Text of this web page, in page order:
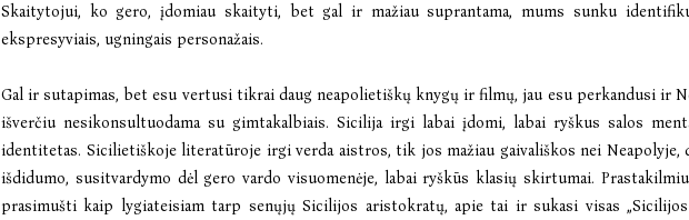
Skaitytojui, ko gero, įdomiau skaityti, bet gal ir mažiau suprantama, mums sunku
ekspresyviais, ugningais personažais.
Gal ir sutapimas, bet esu vertusi tikrai daug neapolietiškų knygų ir filmų, jau esu perkandusi ir
išverčiu nesikonsultuodama su gimtakalbiais. Sicilija irgi labai įdomi, labai ryškus salos
identitetas. Sicilietiškoje literatūroje irgi verda aistros, tik jos mažiau gaivališkos nei Neapolyje,
išdidumo, susitvardymo dėl gero vardo visuomenėje, labai ryškūs klasių skirtumai.
prasimušti kaip lygiateisiam tarp senųjų Sicilijos aristokratų, apie tai ir sukasi visas